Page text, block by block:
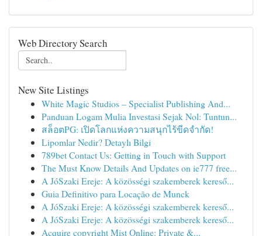
Web Directory Search
New Site Listings
White Magic Studios – Specialist Publishing And...
Panduan Logam Mulia Investasi Sejak Nol: Tuntun...
สล็อตPG: เปิดโลกแห่งความสนุกไร้ขีดจำกัด!
Lipomlar Nedir? Detaylı Bilgi
789bet Contact Us: Getting in Touch with Support
The Must Know Details And Updates on ie777 free...
A JóSzaki Ereje: A közösségi szakemberek kereső...
Guia Definitivo para Locação de Munck
A JóSzaki Ereje: A közösségi szakemberek kereső...
A JóSzaki Ereje: A közösségi szakemberek kereső...
Acquire copyright Mist Online: Private &...